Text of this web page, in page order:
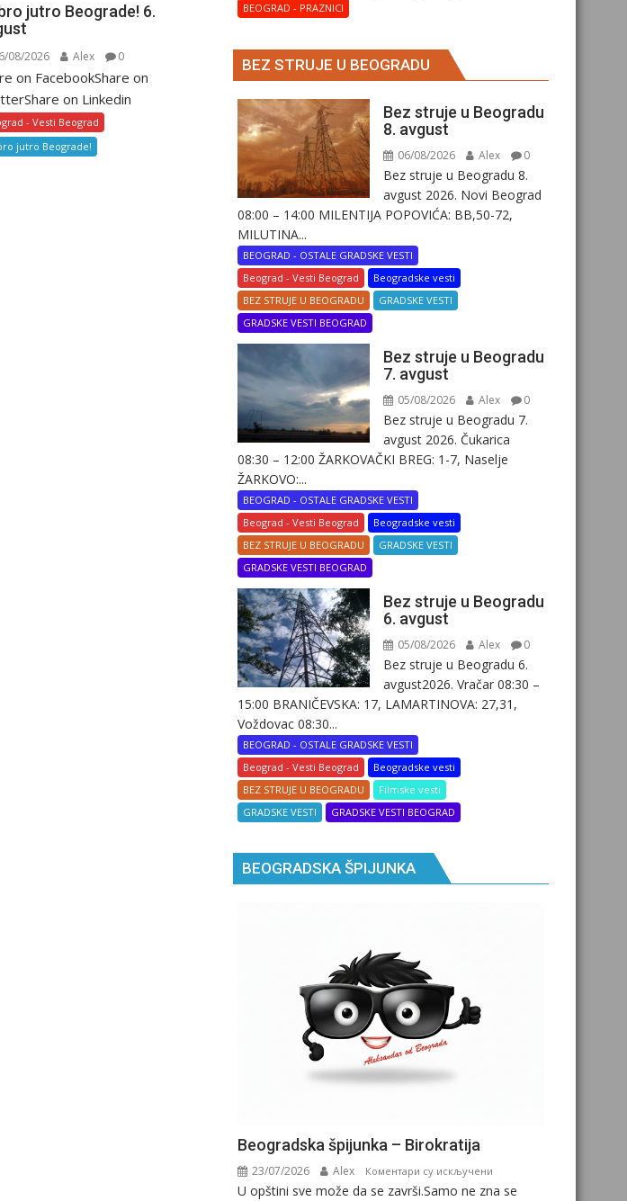
jutro Beograde! 6.
08/2026 Alex 0
on FacebookShare on
on Linkedin
- Vesti Beograd
jutro Beograde!
BEOGRAD - PRAZNICI
BEZ STRUJE U BEOGRADU
Bez struje u Beogradu
8. avgust
06/08/2026 Alex 0
Bez struje u Beogradu 8.
avgust 2026. Novi Beograd
08:00 – 14:00 MILENTIJA POPOVIĆA: BB,50-72,
MILUTINA...
BEOGRAD - OSTALE GRADSKE VESTI
Beograd - Vesti Beograd
Beogradske vesti
BEZ STRUJE U BEOGRADU
GRADSKE VESTI
GRADSKE VESTI BEOGRAD
Bez struje u Beogradu
7. avgust
05/08/2026 Alex 0
Bez struje u Beogradu 7.
avgust 2026. Čukarica
08:30 – 12:00 ŽARKOVAČKI BREG: 1-7, Naselje
ŽARKOVO:...
BEOGRAD - OSTALE GRADSKE VESTI
Beograd - Vesti Beograd
Beogradske vesti
BEZ STRUJE U BEOGRADU
GRADSKE VESTI
GRADSKE VESTI BEOGRAD
Bez struje u Beogradu
6. avgust
05/08/2026 Alex 0
Bez struje u Beogradu 6.
avgust2026. Vračar 08:30 –
15:00 BRANIČEVSKA: 17, LAMARTINOVA: 27,31,
Voždovac 08:30...
BEOGRAD - OSTALE GRADSKE VESTI
Beograd - Vesti Beograd
Beogradske vesti
BEZ STRUJE U BEOGRADU
Filmske vesti
GRADSKE VESTI
GRADSKE VESTI BEOGRAD
BEOGRADSKA ŠPIJUNKA
Beogradska špijunka – Birokratija
23/07/2026 Alex Коментари су искључени
Beogradska
U opštini sve može da se završi.Samo ne zna se